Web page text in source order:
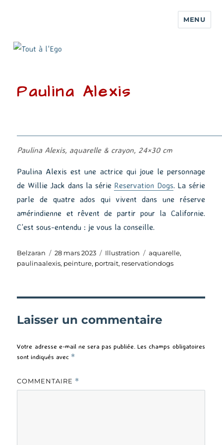
MENU
Paulina Alexis
Paulina Alexis, aquarelle & crayon, 24×30 cm
Paulina Alexis est une actrice qui joue le personnage
de Willie Jack dans la série Reservation Dogs. La série
parle de quatre ados qui vivent dans une réserve
amérindienne et rêvent de partir pour la Californie.
C’est sous-entendu : je vous la conseille.
Auteur
Belzaran
Publié
le
28 mars 2023 Catégories
Illustration Étiquettes
aquarelle,
paulinaalexis, peinture, portrait, reservationdogs
Laisser un commentaire
Votre adresse e-mail ne sera pas publiée. Les champs obligatoires
sont indiqués avec *
COMMENTAIRE *